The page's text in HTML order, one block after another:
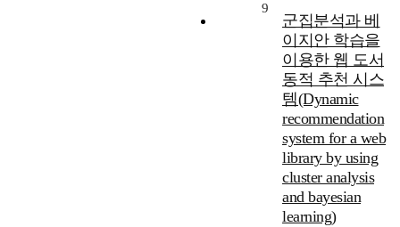
9
군집분석과 베
이지안 학습을
이용한 웹 도서
동적 추천 시스
템(Dynamic
recommendation
system for a web
library by using
cluster analysis
and bayesian
learning)